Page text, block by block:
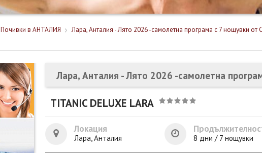
Почивки в АНТАЛИЯ
Лара, Анталия - Лято 2026 -самолетна програма с 7 нощувки от
Лара, Анталия - Лято 2026 -самолетна
TITANIC DELUXE LARA
Локация
Лара, Анталия 8 дни / 7 нощувки